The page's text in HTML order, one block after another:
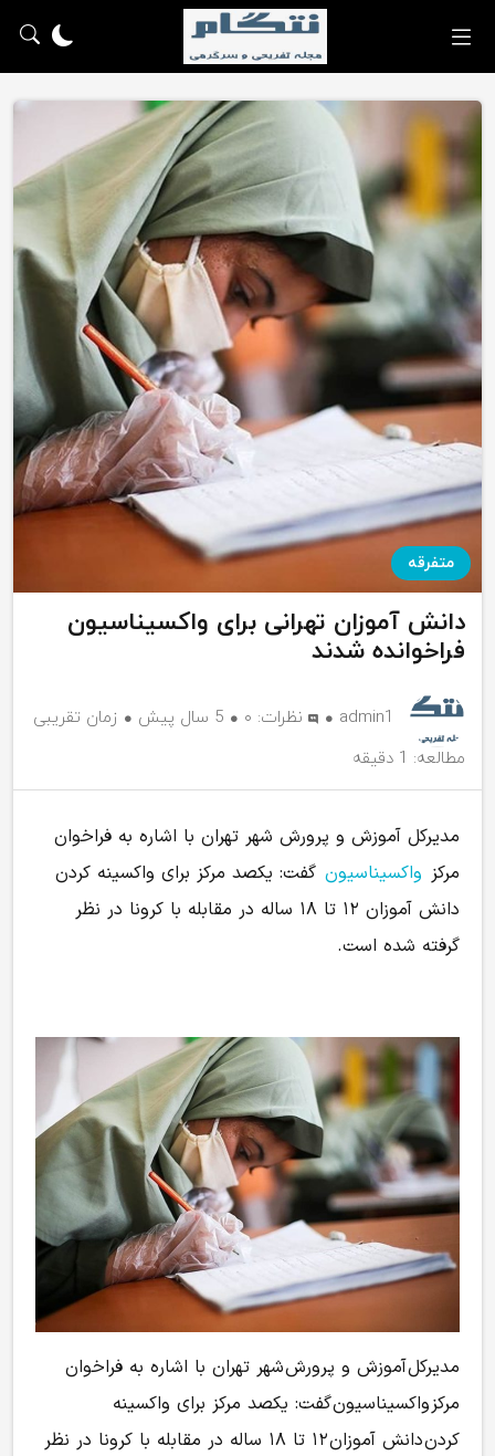
متفرقه
دانش‌ آموزان تهرانی برای واکسیناسیون
فراخوانده شدند
admin1 نظرات: ۰ 5 سال پیش
زمان تقریبی
مطالعه: 1 دقیقه
مدیرکل آموزش و پرورش شهر تهران با اشاره به فراخوان
مرکز واکسیناسیون گفت: یکصد مرکز برای واکسینه کردن
دانش آموزان ۱۲ تا ۱۸ ساله در مقابله با کرونا در نظر
گرفته شده است.
مدیرکلآموزش و پرورششهر تهران با اشاره به فراخوان
مرکز واکسیناسیون گفت: یکصد مرکز برای واکسینه
کردندانش آموزان
۱۲ تا ۱۸ ساله در مقابله با کرونا در نظر